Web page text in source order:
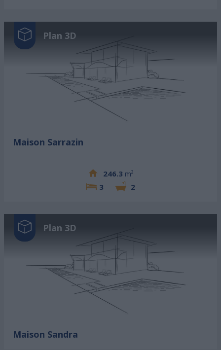
Plan 3D
Maison Sarrazin
246.3 m²
3
2
Plan 3D
Maison Sandra